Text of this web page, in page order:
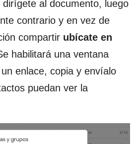
al documento, luego
contrario y en vez de
compartir ubícate en
habilitará una ventana
enlace, copia y envíalo
puedan ver la